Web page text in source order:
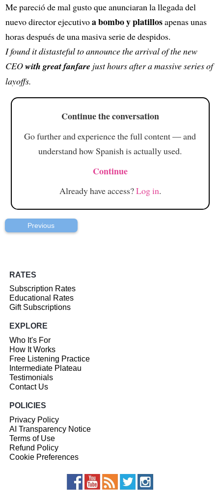
Me pareció de mal gusto que anunciaran la llegada del
nuevo director ejecutivoa bombo y platillosapenas unas
horas después de una masiva serie de despidos.
I found it distasteful to announce the arrival of the new
CEOwith great fanfare just hours after a massive series of
layoffs.
Continue the conversation
Go further and experience the full content — and
understand how Spanish is actually used.
Continue
Already have access?Log in.
Previous
RATES
Subscription Rates
Educational Rates
Gift Subscriptions
EXPLORE
Who It's For
How It Works
Free Listening Practice
Intermediate Plateau
Testimonials
Contact Us
POLICIES
Privacy Policy
AI Transparency Notice
Terms of Use
Refund Policy
Cookie Preferences